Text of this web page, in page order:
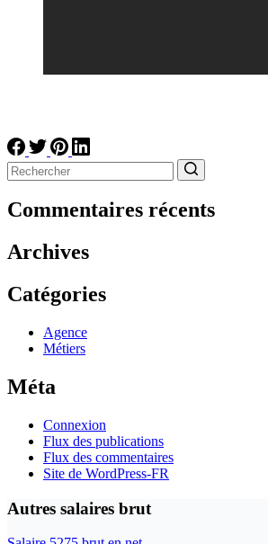
résultat
Commentaires récents
Archives
Catégories
Agence
Métiers
Méta
Connexion
Flux des publications
Flux des commentaires
Site de WordPress-FR
Autres salaires brut